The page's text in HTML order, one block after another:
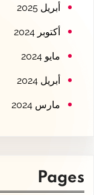
أبريل 2025
أكتوبر 2024
مايو 2024
أبريل 2024
مارس 2024
Pages